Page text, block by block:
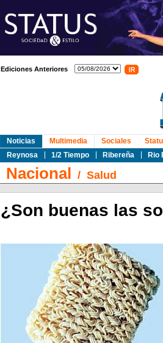
Ediciones Anteriores
Noticias
Reynosa
1/2 Tiempo Ribereña Rio
Multimedia Sociales
Nacional / Salud
¿Son buenas las